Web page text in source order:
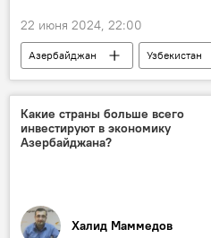
22 июня 2024, 22:00
Азербайджан
Узбекистан
Сотрудничество
Товарооборот
Инвестиции
Проекты
эксперт Эмин
Какие страны больше всего
инвестируют в экономику
Азербайджана?
Халид Маммедов